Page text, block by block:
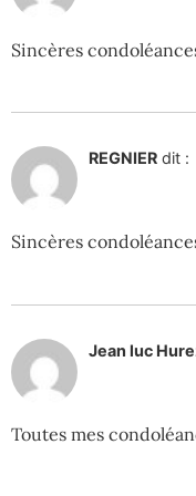
Sincères
REGNIER dit :
Sincères
Jean luc
Toutes mes